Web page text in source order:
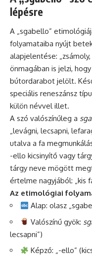
lépésre
A „sgabello”
folyamataiba nyújt
alapjelentése:
önmagában is jelzi,
bútordarabot jelölt.
speciális reneszánsz
külön névvel illet.
A szó valószínűleg a
„levágni, lecsapni,
utalva a fa
-ello kicsinyítő vagy
tárgy neve mögött
értelme nagyjából: „kis
Az etimológiai
Alap: olasz
Valószínű gyök:
lecsapni”)
Képző: „-ello”